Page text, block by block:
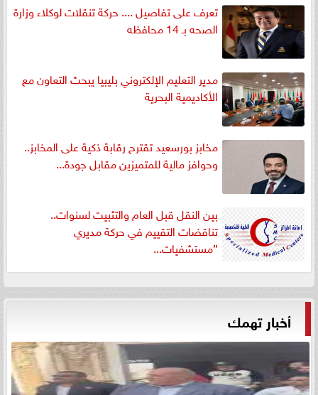
تعرف على تفاصيل .... حركة تنقلات لوكلاء وزارة
الصحه بـ 14 محافظه
مدير التعليم الإلكتروني بليبيا يبحث التعاون مع
الأكاديمية البحرية
مخابز بورسعيد تقترح رقابة ذكية على المخابز..
وحوافز مالية للمتميزين مقابل جودة...
بين النقل قبل العام والتثبيت لسنوات..
تناقضات التقييم في حركة مديري
”مستشفيات...
أخبار تهمك